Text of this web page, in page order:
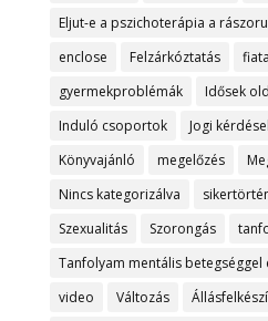
Eljut-e a pszichoterápia a
enclose
Felzárkóztatás
gyermekproblémák
Idősek
Induló csoportok
Jogi
Könyvajánló
megelőzés
Nincs kategorizálva
Szexualitás
Szorongás
Tanfolyam mentális betegséggel
video
Változás